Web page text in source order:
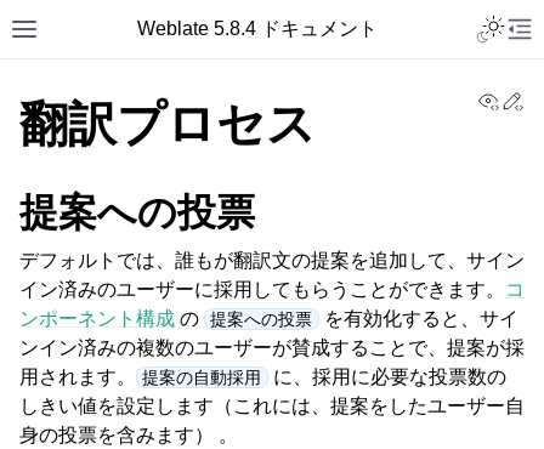
Toggle site navigation sidebar
Weblate 5.8.4 ドキュメント Toggle
翻訳プロセス
提案への投票
デフォルトでは、誰もが翻訳文の提案を追加して、サイン
イン済みのユーザーに採用してもらうことができます。
コ
ンポーネント構成 の 提案への投票 を有効化すると、サイ
ンイン済みの複数のユーザーが賛成することで、提案が採
用されます。
提案の自動採用 に、採用に必要な投票数の
しきい値を設定します（これには、提案をしたユーザー自
身の投票を含みます） 。